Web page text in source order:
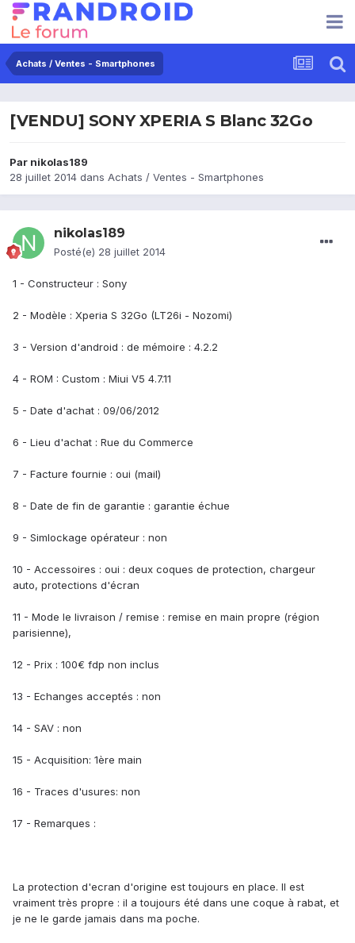
Achats / Ventes - Smartphones
[VENDU] SONY XPERIA S Blanc 32Go
Par nikolas189
28 juillet 2014 dans Achats / Ventes - Smartphones
nikolas189
Posté(e) 28 juillet 2014
1 - Constructeur : Sony
2 - Modèle : Xperia S 32Go (LT26i - Nozomi)
3 - Version d'android : de mémoire : 4.2.2
4 - ROM : Custom : Miui V5 4.7.11
5 - Date d'achat : 09/06/2012
6 - Lieu d'achat : Rue du Commerce
7 - Facture fournie : oui (mail)
8 - Date de fin de garantie : garantie échue
9 - Simlockage opérateur : non
10 - Accessoires : oui : deux coques de protection, chargeur
auto, protections d'écran
11 - Mode le livraison / remise : remise en main propre (région
parisienne),
12 - Prix : 100€ fdp non inclus
13 - Echanges acceptés : non
14 - SAV : non
15 - Acquisition: 1ère main
16 - Traces d'usures: non
17 - Remarques :
La protection d'ecran d'origine est toujours en place. Il est
vraiment très propre : il a toujours été dans une coque à rabat, et
je ne le garde jamais dans ma poche.